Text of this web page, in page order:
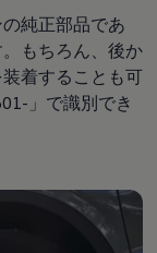
ード類
純正部品であ
もちろん、後か
着することも可
」で識別でき